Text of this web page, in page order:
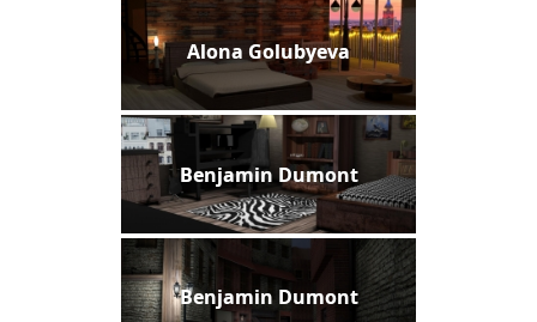
Alona Golubyeva
Benjamin Dumont
Benjamin Dumont